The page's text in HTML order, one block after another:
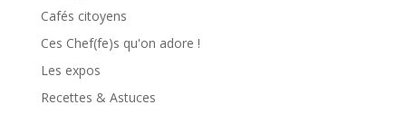
Cafés citoyens
Ces Chef(fe)s qu'on adore !
Les expos
Recettes & Astuces